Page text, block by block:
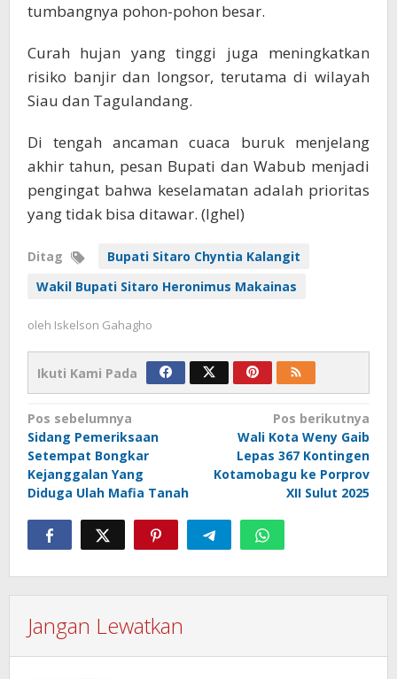
tumbangnya pohon-pohon besar.
Curah hujan yang tinggi juga meningkatkan
risiko banjir dan longsor, terutama di wilayah
Siau dan Tagulandang.
Di tengah ancaman cuaca buruk menjelang
akhir tahun, pesan Bupati dan Wabub menjadi
pengingat bahwa keselamatan adalah prioritas
yang tidak bisa ditawar. (Ighel)
Ditag
Bupati Sitaro Chyntia Kalangit
Wakil Bupati Sitaro Heronimus Makainas
oleh Iskelson Gahagho
Ikuti Kami Pada
Navigasi
pos
Pos sebelumnya
Sidang Pemeriksaan
Setempat Bongkar
Kejanggalan Yang
Diduga Ulah Mafia Tanah
Pos berikutnya
Wali Kota Weny Gaib
Lepas 367 Kontingen
Kotamobagu ke Porprov
XII Sulut 2025
Jangan Lewatkan